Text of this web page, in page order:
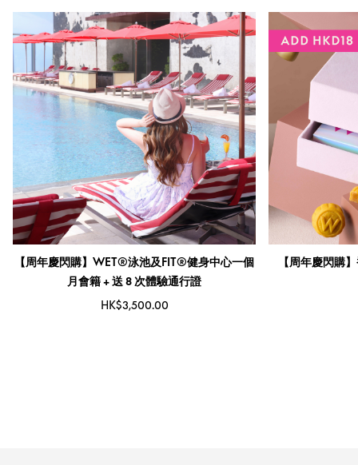
【周年慶閃購】WET®泳池及FIT®健身中心一個
月會籍 + 送 8 次體驗通行證
HK$3,500.00
【周年慶閃購